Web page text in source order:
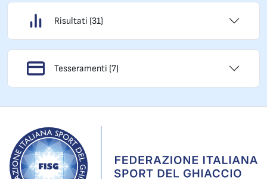
Risultati (31)
Tesseramenti (7)